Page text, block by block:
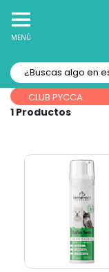
MENÚ
Forma de pago:
CLUB PYCCA
1